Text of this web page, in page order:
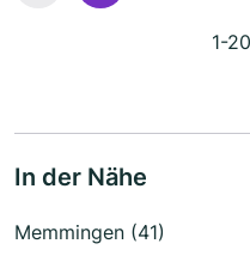
1-
In der Nähe
Memmingen (41)